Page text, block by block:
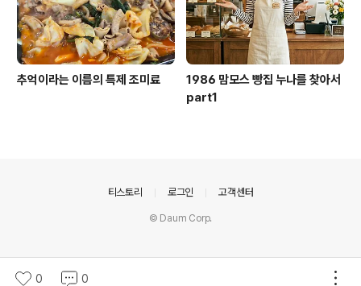
추억이라는 이름의 특제 조미료
1986 맘모스 빵집 누나를 찾아서
part1
0 0
티스토리 로그인 고객센터
© Daum Corp.